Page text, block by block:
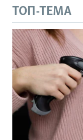
ТОП-ТЕМА